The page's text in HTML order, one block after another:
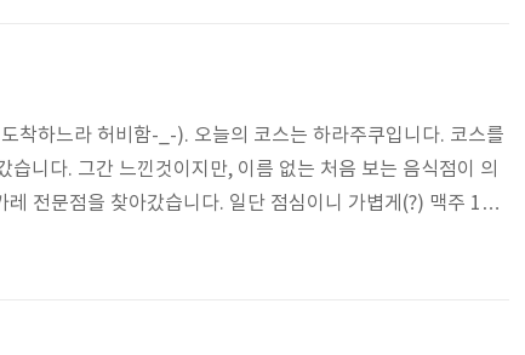
착하느라 허비함-_-). 오늘의 코스는 하라주쿠입니다. 코스를
니다. 그간 느낀것이지만, 이름 없는 처음 보는 음식점이 의
전문점을 찾아갔습니다. 일단 점심이니 가볍게(?) 맥주 1잔
국 등이 같이 나옵니다. 맛은 상당히 괜찮았습니다. 가격도 7